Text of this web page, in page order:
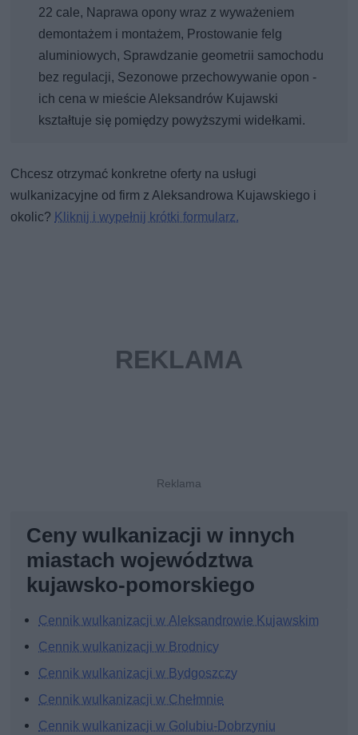
22 cale, Naprawa opony wraz z wyważeniem
demontażem i montażem, Prostowanie felg
aluminiowych, Sprawdzanie geometrii samochodu
bez regulacji, Sezonowe przechowywanie opon -
ich cena w mieście Aleksandrów Kujawski
kształtuje się pomiędzy powyższymi widełkami.
Chcesz otrzymać konkretne oferty na usługi
wulkanizacyjne od firm z Aleksandrowa Kujawskiego i
okolic? Kliknij i wypełnij krótki formularz.
Ceny wulkanizacji w innych
miastach województwa
kujawsko-pomorskiego
Cennik wulkanizacji w Aleksandrowie Kujawskim
Cennik wulkanizacji w Brodnicy
Cennik wulkanizacji w Bydgoszczy
Cennik wulkanizacji w Chełmnie
Cennik wulkanizacji w Golubiu-Dobrzyniu